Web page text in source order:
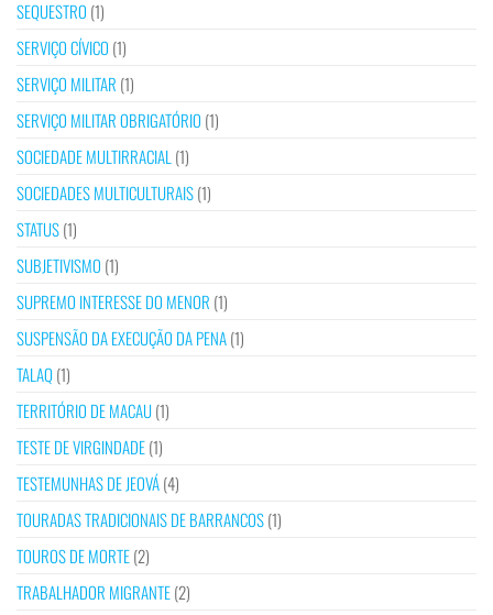
SEQUESTRO (1)
SERVIÇO CÍVICO (1)
SERVIÇO MILITAR (1)
SERVIÇO MILITAR OBRIGATÓRIO (1)
SOCIEDADE MULTIRRACIAL (1)
SOCIEDADES MULTICULTURAIS(1)
STATUS(1)
SUBJETIVISMO (1)
SUPREMO INTERESSE DO MENOR (1)
SUSPENSÃO DA EXECUÇÃO DA PENA(1)
TALAQ(1)
TERRITÓRIO DE MACAU(1)
TESTE DE VIRGINDADE(1)
TESTEMUNHAS DE JEOVÁ(4)
TOURADAS TRADICIONAIS DE BARRANCOS(1)
TOUROS DE MORTE(2)
TRABALHADOR MIGRANTE(2)